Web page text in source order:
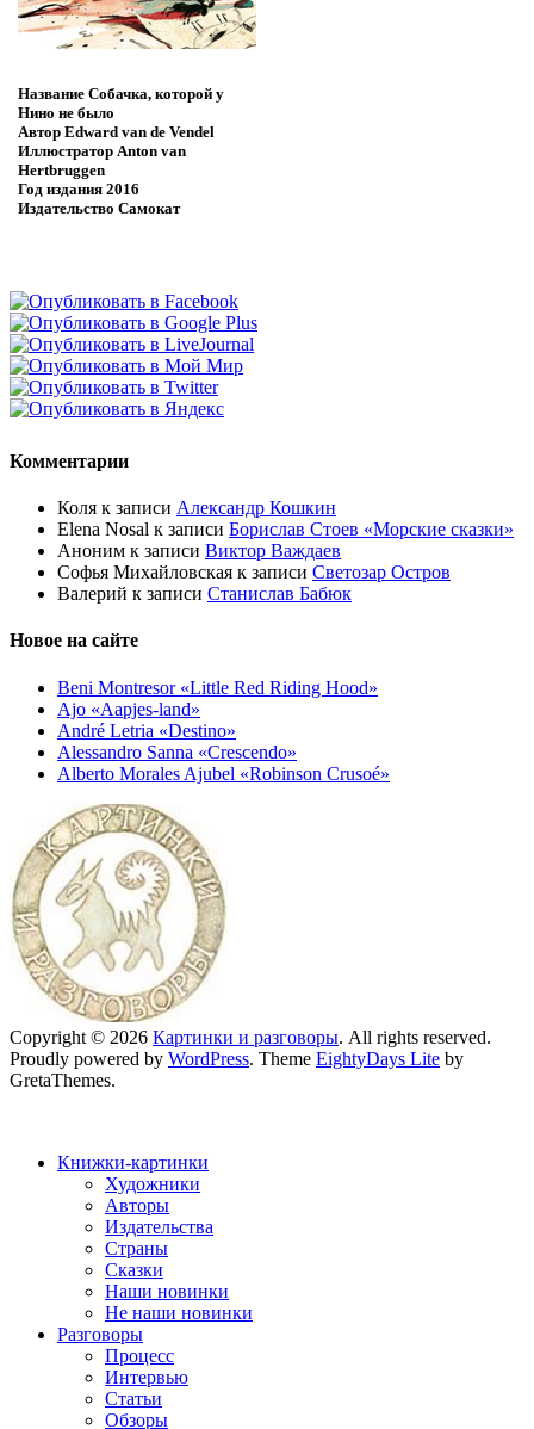
Название Собачка, которой у
Нино не было
Автор Edward van de Vendel
Иллюстратор Anton van
Hertbruggen
Год издания 2016
Издательство Самокат
Комментарии
Коля к записи Александр Кошкин
Elena Nosal к записи Борислав Стоев «Морские сказки»
Аноним к записи Виктор Важдаев
Софья Михайловская к записи Светозар Остров
Валерий к записи Станислав Бабюк
Новое на сайте
Beni Montresor «Little Red Riding Hood»
Ajo «Aapjes-land»
André Letria «Destino»
Alessandro Sanna «Crescendo»
Alberto Morales Ajubel «Robinson Crusoé»
Copyright © 2026 Картинки и разговоры. All rights reserved.
Proudly powered by WordPress. Theme EightyDays Lite by
GretaThemes.
Книжки-картинки
Художники
Авторы
Издательства
Страны
Сказки
Наши новинки
Не наши новинки
Разговоры
Процесс
Интервью
Статьи
Обзоры